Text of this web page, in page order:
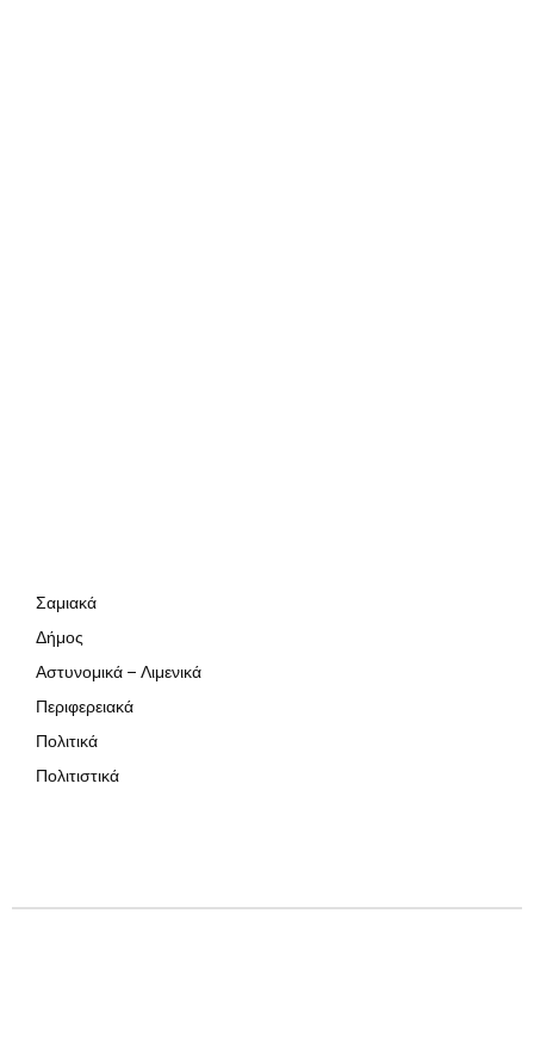
Σαμιακά
Δήμος
Αστυνομικά – Λιμενικά
Περιφερειακά
Πολιτικά
Πολιτιστικά